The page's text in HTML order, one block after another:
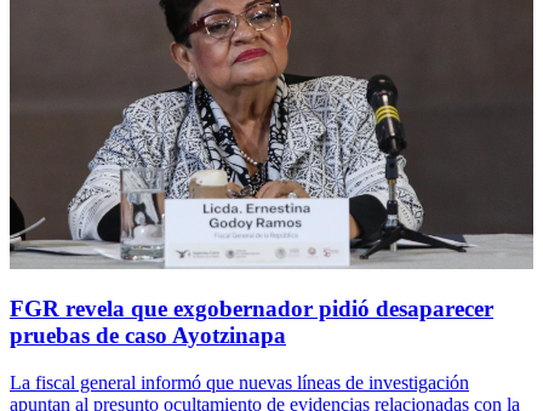
FGR revela que exgobernador pidió desaparecer
pruebas de caso Ayotzinapa
La fiscal general informó que nuevas líneas de investigación
apuntan al presunto ocultamiento de evidencias relacionadas con la